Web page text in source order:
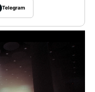
Telegram